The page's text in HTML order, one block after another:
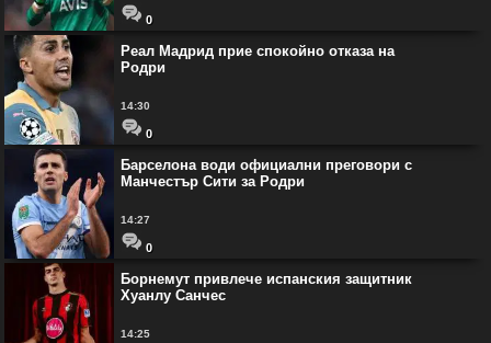
0
Реал Мадрид прие спокойно отказа на
Родри
14:30
0
Барселона води официални преговори с
Манчестър Сити за Родри
14:27
0
Борнемут привлече испанския защитник
Хуанлу Санчес
14:25